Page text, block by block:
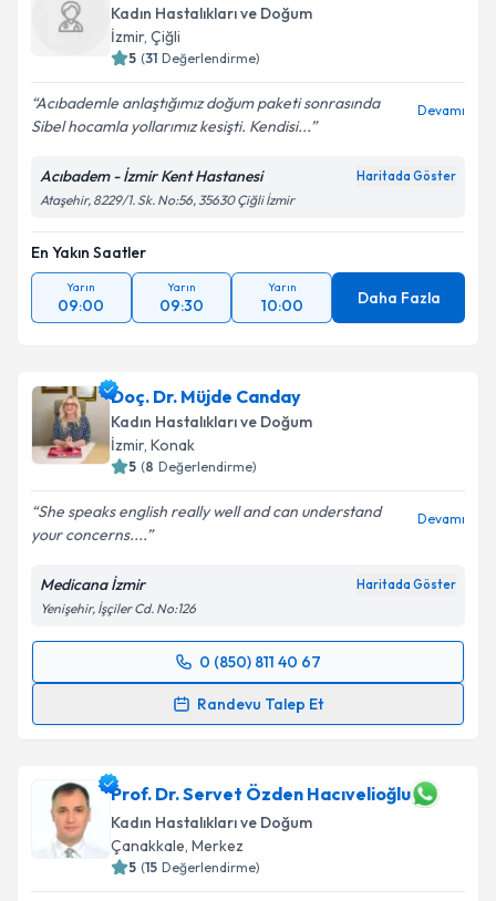
Kadın Hastalıkları ve Doğum
İzmir, Çiğli
5 (31 Değerlendirme)
Acıbademle anlaştığımız doğum paketi sonrasında
Sibel hocamla yollarımız kesişti. Kendisi...
Devamı
Acıbadem - İzmir Kent Hastanesi Haritada Göster
Ataşehir, 8229/1. Sk. No:56, 35630 Çiğli İzmir
En Yakın Saatler
Yarın
09:00
Yarın
09:30
Yarın
10:00 Daha Fazla
Doç. Dr. Müjde Canday
Kadın Hastalıkları ve Doğum
İzmir, Konak
5 (8 Değerlendirme)
She speaks english really well and can understand
your concerns....
Devamı
Medicana İzmir Haritada Göster
Yenişehir, İşçiler Cd. No:126
0 (850) 811 40 67
Randevu Talep Et
Randevu Takvimi Talebi
takvim hazırlandığında e-posta ile bilgilendireceğiz.
E-posta Adresiniz
Prof. Dr. Servet Özden Hacıvelioğlu
Kadın Hastalıkları ve Doğum
Çanakkale, Merkez
5 (15 Değerlendirme)